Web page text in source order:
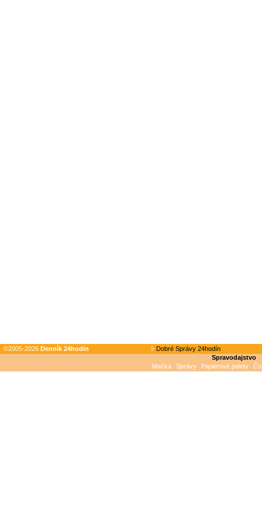
©2005-2026 Denník 24hodin
Dobré Správy 24hodín
Spravodajstvo
Mačka
Správy Papierové palety